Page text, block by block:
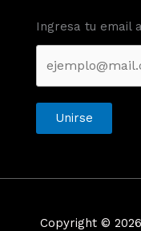
Ingresa tu email
Unirse
Copyright ©